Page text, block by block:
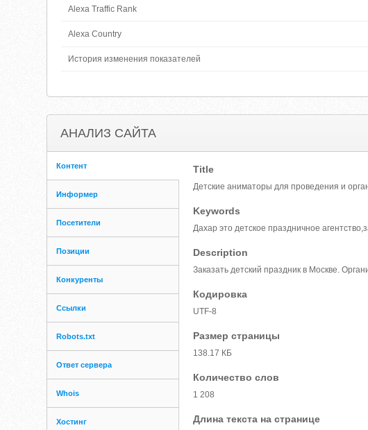
Alexa Traffic Rank
Alexa Country
История изменения показателей
АНАЛИЗ САЙТА
Контент
Информер
Посетители
Позиции
Конкуренты
Ссылки
Robots.txt
Ответ сервера
Whois
Хостинг
Title
Детские аниматоры для проведения и
Keywords
Дахар это детское праздничное
Description
Заказать детский праздник в Москве.
Кодировка
UTF-8
Размер страницы
138.17 КБ
Количество слов
1 208
Длина текста на странице